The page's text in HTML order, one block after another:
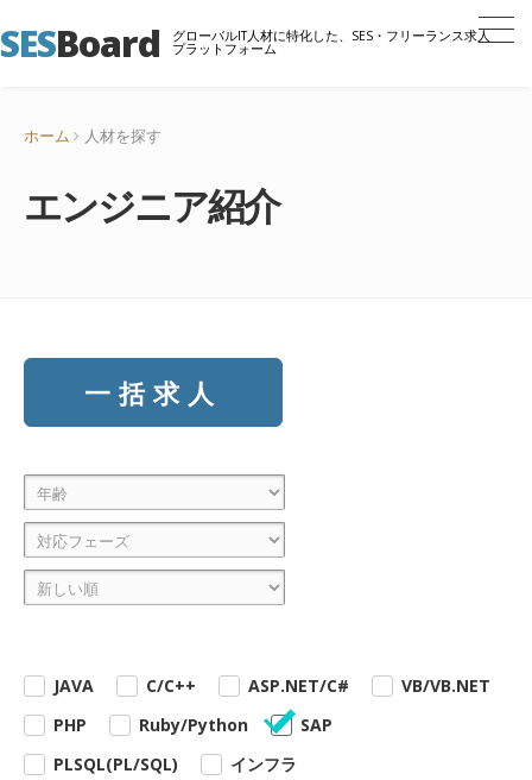
SESBoard グローバルIT人材に特化した、SES・フリーランス求人
プラットフォーム
ホーム 人材を探す
エンジニア紹介
一括求人
JAVA C/C++ ASP.NET/C#
VB/VB.NET
PHP
Ruby/Python
SAP
PLSQL(PL/SQL)
インフラ